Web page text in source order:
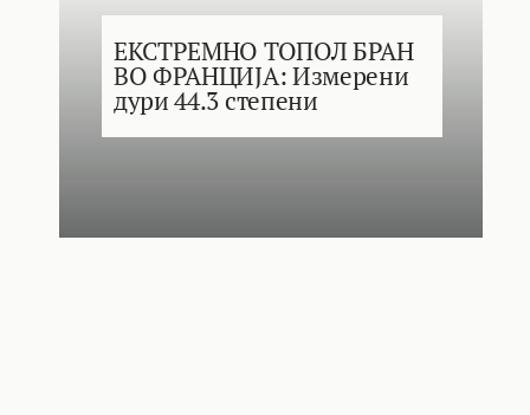
ЕКСТРЕМНО ТОПОЛ БРАН
ВО ФРАНЦИЈА: Измерени
дури 44.3 степени